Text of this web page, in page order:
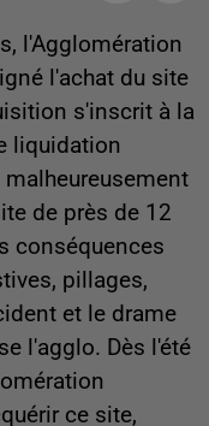
l'Agglomération
l'achat du site
s'inscrit à la
liquidation
de près de 12
conséquences
pillages,
et le drame
l'agglo. Dès l'été
ce site,